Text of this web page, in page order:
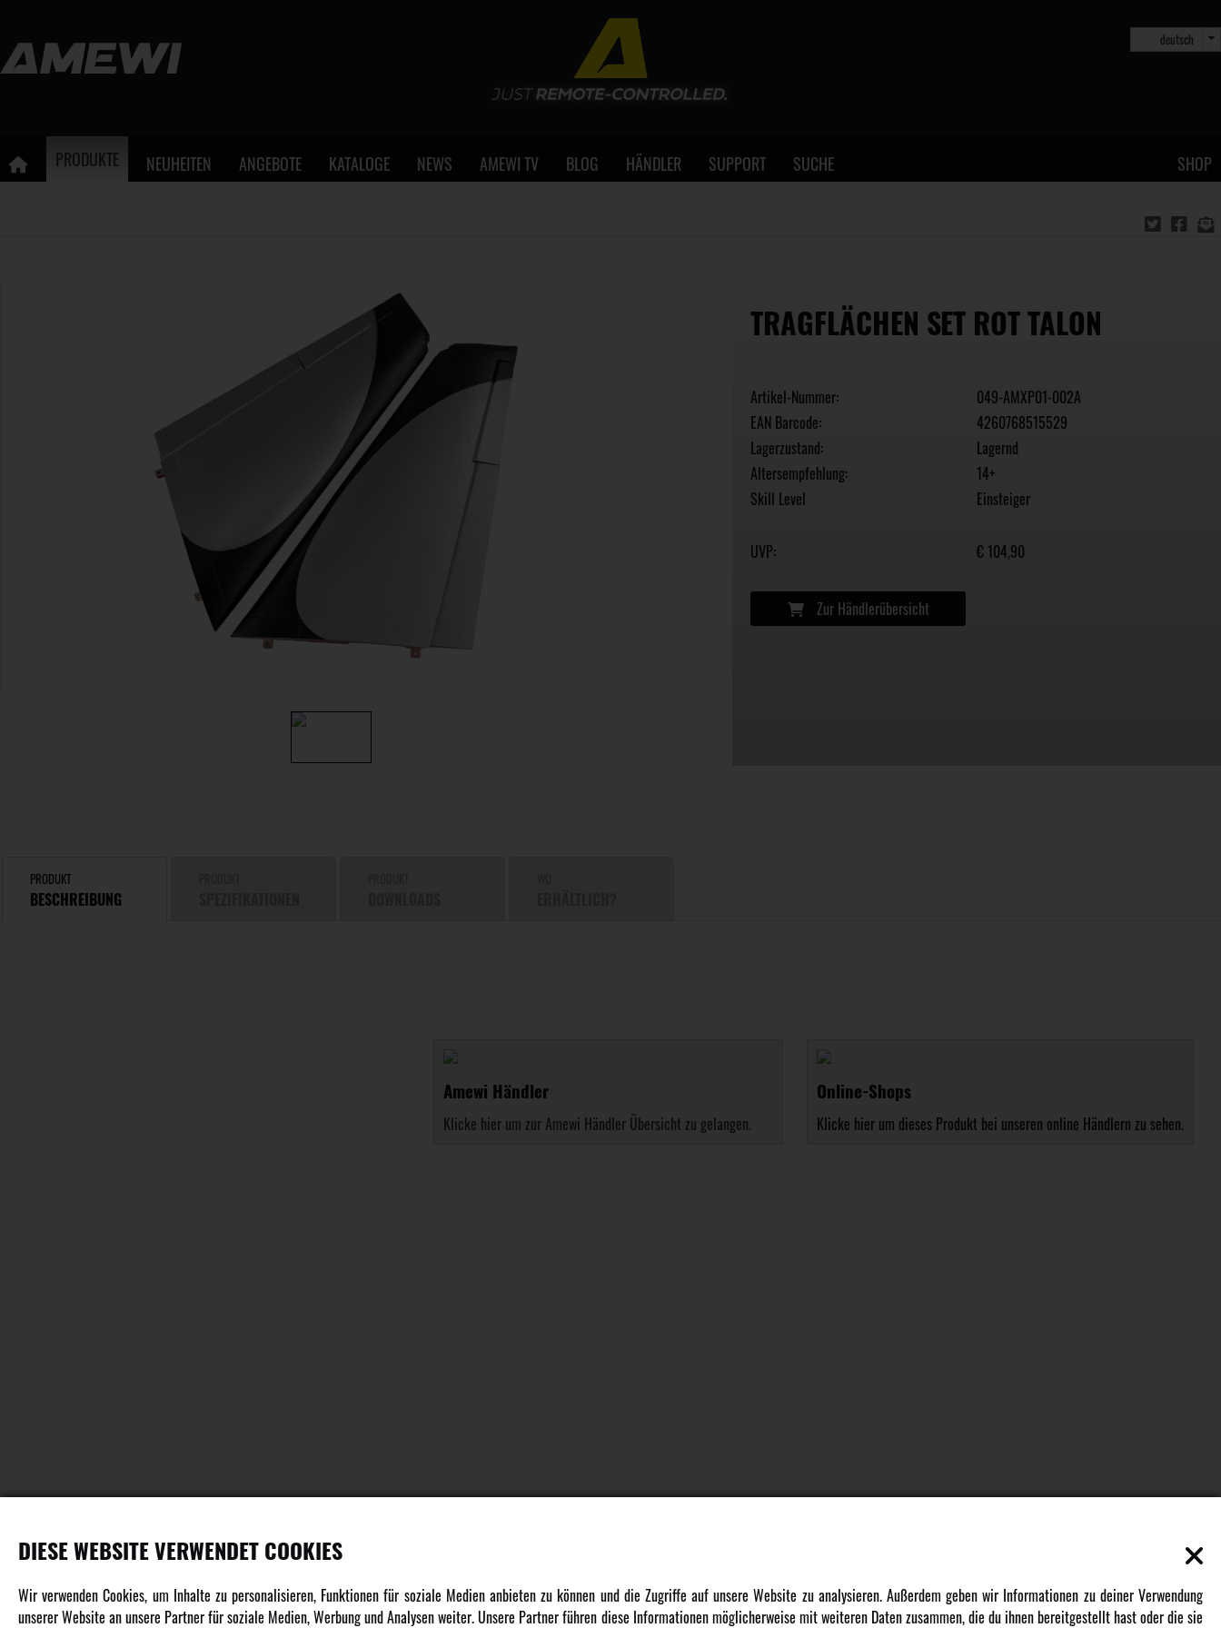
deutsch
PRODUKTE NEUHEITEN ANGEBOTE KATALOGE NEWS AMEWI TV BLOG HÄNDLER SUPPORT SUCHE SHOP
TRAGFLÄCHEN SET ROT TALON
Artikel-Nummer:
049-AMXP01-002A
EAN Barcode:
4260768515529
Lagerzustand:
Lagernd
Altersempfehlung:
14+
Skill Level
Einsteiger
UVP: € 104,90
Zur Händlerübersicht
PRODUKT
BESCHREIBUNG
Amewi Händler
Klicke hier um zur Amewi Händler Übersicht zu gelangen.
Online-Shops
Klicke hier um dieses Produkt bei unseren online Händlern zu sehen.
DIESE WEBSITE VERWENDET COOKIES
Wir verwenden Cookies, um Inhalte zu personalisieren, Funktionen für soziale Medien anbieten zu können und die Zugriffe auf unsere Website zu analysieren. Außerdem geben wir Informationen zu deiner Verwendung
unserer Website an unsere Partner für soziale Medien, Werbung und Analysen weiter. Unsere Partner führen diese Informationen möglicherweise mit weiteren Daten zusammen, die du ihnen bereitgestellt hast oder die sie